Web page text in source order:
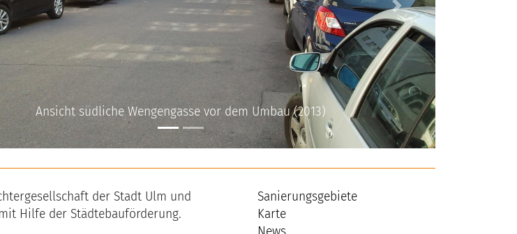
Ansicht südliche Wengengasse vor dem Umbau (2013)
Next
der Stadt Ulm und
Hilfe der Städtebauförderung.
Sanierungsgebiete
Karte